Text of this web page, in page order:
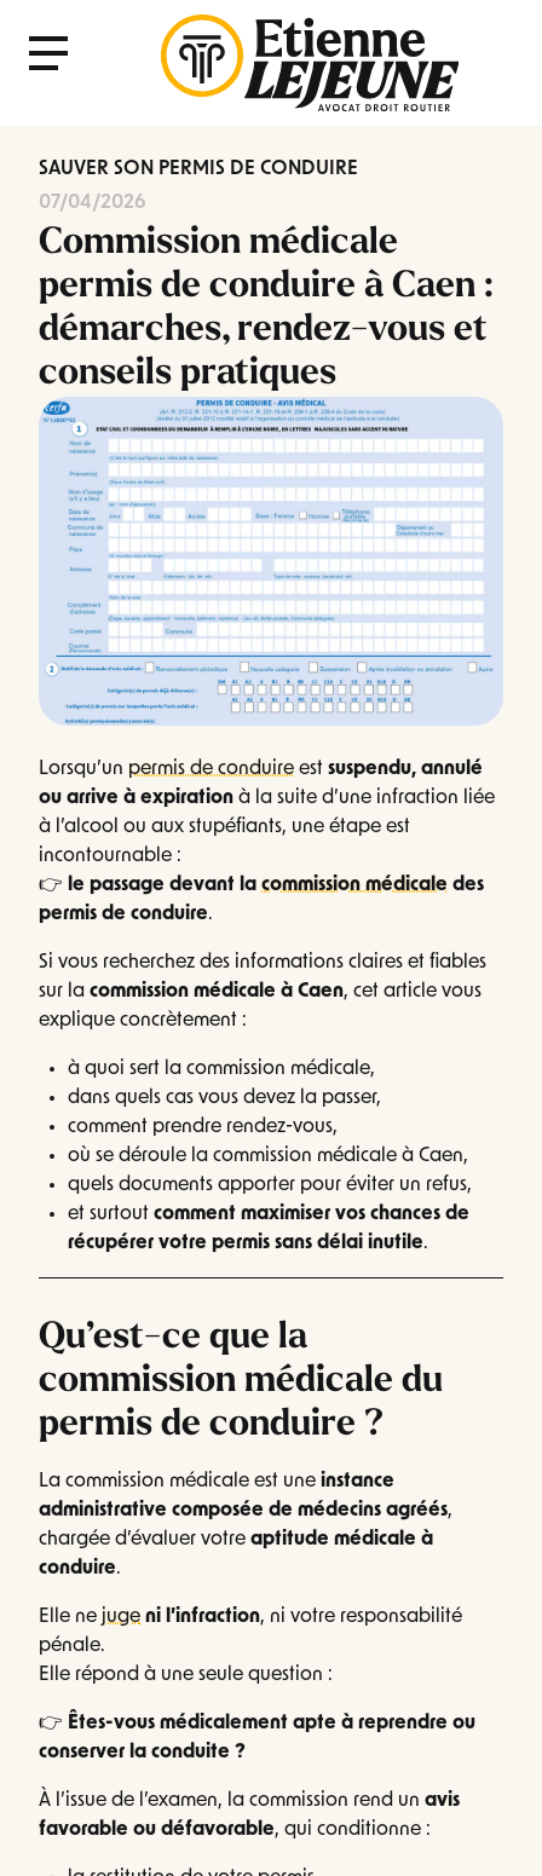
Menu
SAUVER SON PERMIS DE CONDUIRE
07/04/2026
Commission médicale
permis de conduire à Caen :
démarches, rendez-vous et
conseils pratiques
Lorsqu’un permis de conduire est suspendu, annulé
ou arrive à expiration à la suite d’une infraction liée
à l’alcool ou aux stupéfiants, une étape est
incontournable :
👉 le passage devant la commission médicale des
permis de conduire.
Si vous recherchez des informations claires et fiables
sur la commission médicale à Caen, cet article vous
explique concrètement :
à quoi sert la commission médicale,
dans quels cas vous devez la passer,
comment prendre rendez-vous,
où se déroule la commission médicale à Caen,
quels documents apporter pour éviter un refus,
et surtout comment maximiser vos chances de
récupérer votre permis sans délai inutile.
Qu’est-ce que la
commission médicale du
permis de conduire ?
La commission médicale est une instance
administrative composée de médecins agréés,
chargée d’évaluer votre aptitude médicale à
conduire.
Elle ne juge ni l’infraction, ni votre responsabilité
pénale.
Elle répond à une seule question :
👉 Êtes-vous médicalement apte à reprendre ou
conserver la conduite ?
À l’issue de l’examen, la commission rend un avis
favorable ou défavorable, qui conditionne :
Fermer